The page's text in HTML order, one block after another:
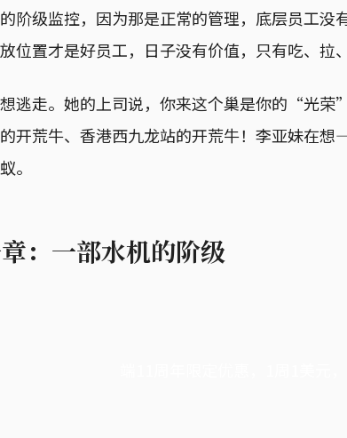
阶级监控，因为那是正常的管理，底层员工没
位置才是好员工，日子没有价值，只有吃、拉
逃走。她的上司说，你来这个巢是你的“光荣
开荒牛、香港西九龙站的开荒牛！李亚妹在
。
：一部水机的阶级